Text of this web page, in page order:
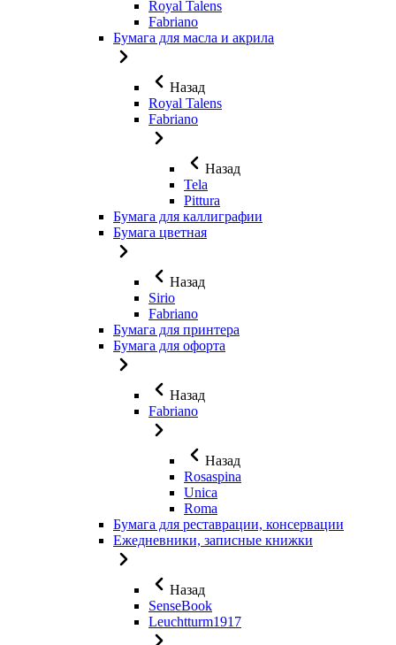
Royal Talens
Fabriano
Бумага для масла и акрила
Назад
Royal Talens
Fabriano
Назад
Tela
Pittura
Бумага для каллиграфии
Бумага цветная
Назад
Sirio
Fabriano
Бумага для принтера
Бумага для офорта
Назад
Fabriano
Назад
Rosaspina
Unica
Roma
Бумага для реставрации, консервации
Ежедневники, записные книжки
Назад
SenseBook
Leuchtturm1917